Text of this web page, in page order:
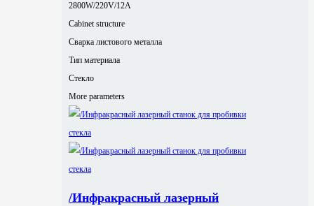
2800W/220V/12A
Cabinet structure
Сварка листового металла
Тип материала
Стекло
More parameters
/Инфракрасный лазерный